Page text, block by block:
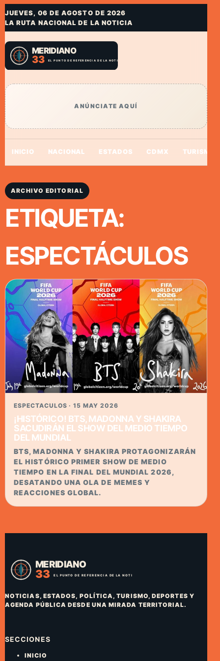
JUEVES, 06 DE AGOSTO DE 2026
LA RUTA NACIONAL DE LA NOTICIA
ANÚNCIATE AQUÍ
INICIO NACIONAL ESTADOS CDMX TURISMO
ARCHIVO EDITORIAL
ETIQUETA:
ESPECTÁCULOS
ESPECTACULOS · 15 MAY 2026
¡HISTÓRICO! BTS, MADONNA Y SHAKIRA
SACUDIRÁN EL SHOW DEL MEDIO TIEMPO
DEL MUNDIAL
BTS, MADONNA Y SHAKIRA PROTAGONIZARÁN
EL HISTÓRICO PRIMER SHOW DE MEDIO
TIEMPO EN LA FINAL DEL MUNDIAL 2026,
DESATANDO UNA OLA DE MEMES Y
REACCIONES GLOBAL.
NOTICIAS, ESTADOS, POLÍTICA, TURISMO, DEPORTES Y
AGENDA PÚBLICA DESDE UNA MIRADA TERRITORIAL.
SECCIONES
INICIO